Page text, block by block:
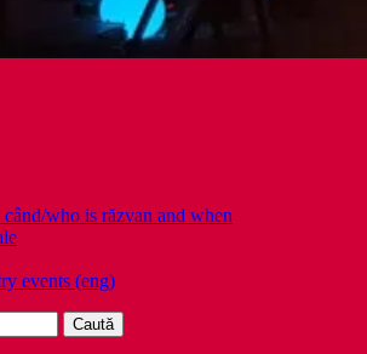
când/who is răzvan and when
events (eng)